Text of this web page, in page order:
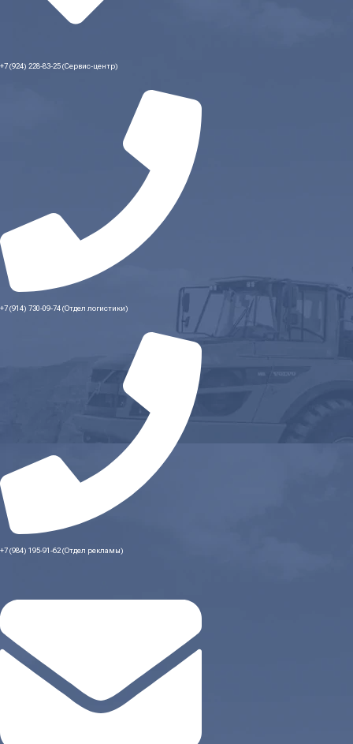
+7 (924) 228-83-25 (Сервис-центр)
+7 (914) 730-09-74 (Отдел логистики)
+7 (984) 195-91-62 (Отдел рекламы)